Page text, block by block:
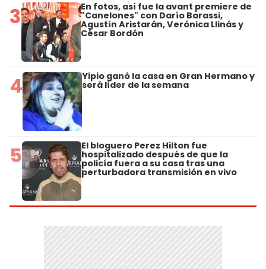
3 En fotos, así fue la avant premiere de
"Canelones" con Darío Barassi,
Agustín Aristarán, Verónica Llinás y
César Bordón
4 Yipio ganó la casa en Gran Hermano y
será líder de la semana
5 El bloguero Perez Hilton fue
hospitalizado después de que la
policía fuera a su casa tras una
perturbadora transmisión en vivo